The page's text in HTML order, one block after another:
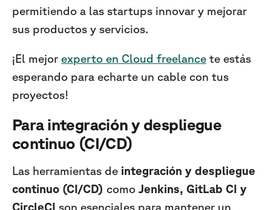
permitiendo a las startups innovar y mejorar
sus productos y servicios.
¡El mejor experto en Cloud freelance te estás
esperando para echarte un cable con tus
proyectos!
Para integración y despliegue
continuo (CI/CD)
Las herramientas de integración y despliegue
continuo (CI/CD) como Jenkins, GitLab CI y
CircleCI son esenciales para mantener un